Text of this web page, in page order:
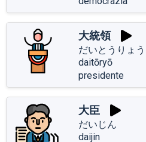
大統領
だいとうりょう
daitōryō
presidente
大臣
だいじん
daijin